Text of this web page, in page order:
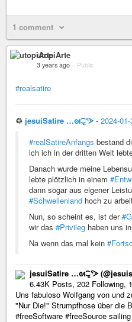
1 comment
utopiArte
3 years ago – Public
#realsatire
♲ jesuiSatire …ᘛ⁐̤ᕐᐷ- 2024-
#realSatireAnfangs bestand
ich ich in der dritten Welt
Danach wurde meine
lebte plötzlich in einem
dann sogar aus eigener
#Schwellenland hoch zu
Nun, so scheint es, ist der
wir das #Privileg haben uns
Na wenn das mal kein
jesuiSatire …ᘛ⁐̤ᕐᐷ
6.43K Posts, 202 Following,
Uns fabuloso Wolfgang von und
"Nur Die!" Strumpfhose über die
#freeSoftware #freeSource